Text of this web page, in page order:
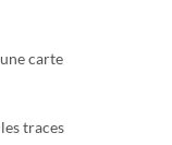
carte
traces